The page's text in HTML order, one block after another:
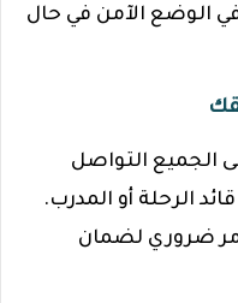
في الوضع الآمن في حال
الجميع التواصل
الرحلة أو المدرب.
أمر ضروري لضمان